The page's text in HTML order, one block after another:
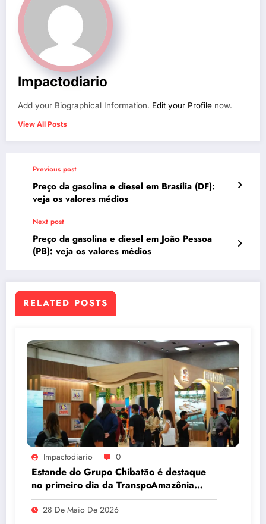
Impactodiario
Add your Biographical Information. Edit your Profile now.
View All Posts
Previous post
Preço da gasolina e diesel em Brasília (DF):
veja os valores médios
Next post
Preço da gasolina e diesel em João Pessoa
(PB): veja os valores médios
RELATED POSTS
Impactodiario 0
Estande do Grupo Chibatão é destaque
no primeiro dia da TranspoAmazônia
2026
28 De Maio De 2026